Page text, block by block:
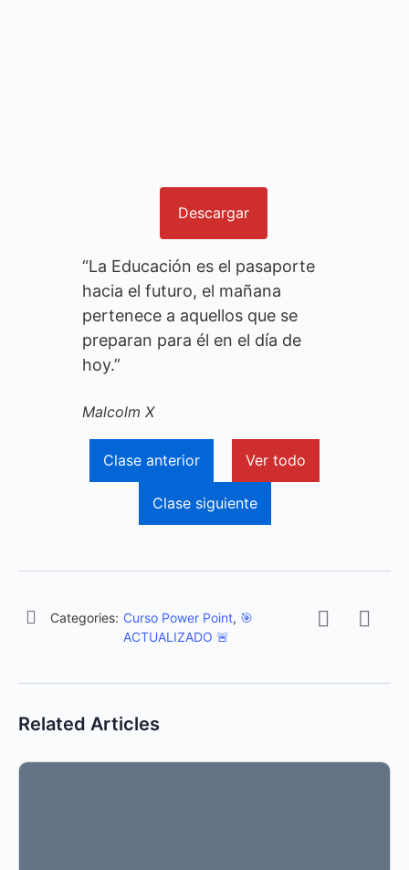
Descargar
“La Educación es el pasaporte
hacia el futuro, el mañana
pertenece a aquellos que se
preparan para él en el día de
hoy.”
Malcolm X
Clase anterior Ver todo
Clase siguiente
Categories: Curso Power Point, 🎯
ACTUALIZADO 🚨
Related Articles